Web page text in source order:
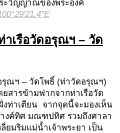
ะวิญญาณของพระองค์
าเรือวัดอรุณฯ – วัด
– วัดโพธิ์ (ท่าวัดอรุณฯ)
ยสารข้ามฟากจากท่าเรือวัด
ท่าเตียน จากจุดนี้จะมองเห็น
งค์ทิศ มณฑปทิศ รวมถึงศาลา
ยมริมแม่น้ำเจ้าพระยา เป็น